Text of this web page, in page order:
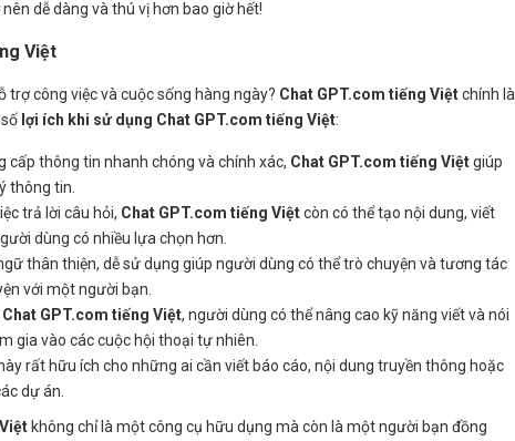
dễ dàng và thú vị hơn bao giờ hết!
Việt
trợ công việc và cuộc sống hàng ngày? Chat GPT.com tiếng Việtchính là
lợi ích khi sử dụng Chat GPT.com tiếng Việt:
cấp thông tin nhanh chóng và chính xác, Chat GPT.com tiếng Việtgiúp
thông tin.
trả lời câu hỏi, Chat GPT.com tiếng Việtcòn có thể tạo nội dung, viết
dùng có nhiều lựa chọn hơn.
thân thiện, dễ sử dụng giúp người dùng có thể trò chuyện và tương tác
với một người bạn.
Chat GPT.com tiếng Việt, người dùng có thể nâng cao kỹ năng viết và nói
gia vào các cuộc hội thoại tự nhiên.
rất hữu ích cho những ai cần viết báo cáo, nội dung truyền thông hoặc
dự án.
không chỉ là một công cụ hữu dụng mà còn là một người bạn đồng